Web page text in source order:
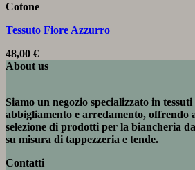
Cotone
Tessuto Fiore Azzurro
48,00 €
About us
Siamo un negozio specializzato in
abbigliamento e arredamento, offrendo
selezione di prodotti per la biancheria
su misura di tappezzeria e tende.
Contatti